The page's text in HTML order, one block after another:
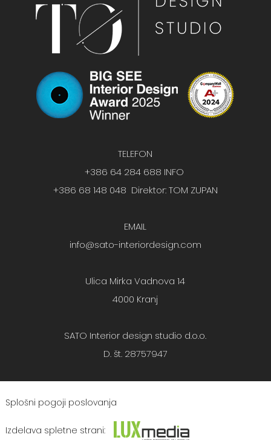
TELEFON
+386 64 284 688 INFO
+386 68 148 048 Direktor: TOM ZUPAN
EMAIL
info@sato-interiordesign.com
Ulica Mirka Vadnova 14
4000 Kranj
SATO Interior design studio d.o.o.
D. št. 28757947
Splošni pogoji poslovanja
Izdelava spletne strani: